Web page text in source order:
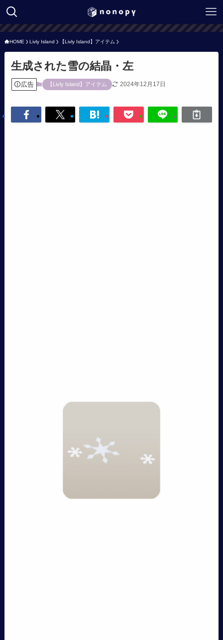
HOME Livly Island 【Livly Island】アイテム
生成された雪の結晶・左
広告 【Livly Island】アイテム 2024年12月17日